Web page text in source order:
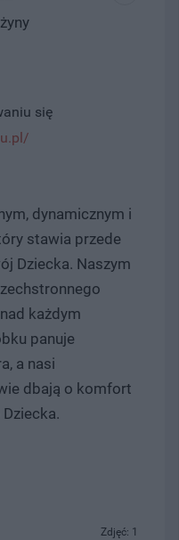
się
dynamicznym i
stawia przede
Dziecka. Naszym
każdym
panuje
a nasi
dbają o komfort
Zdjęć: 1